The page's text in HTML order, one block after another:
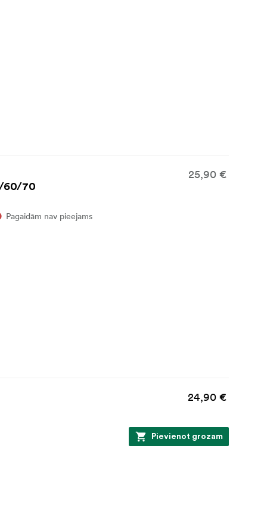
60/70
25,90 €
Pagaidām nav pieejams
24,90 €
Pievienot grozam